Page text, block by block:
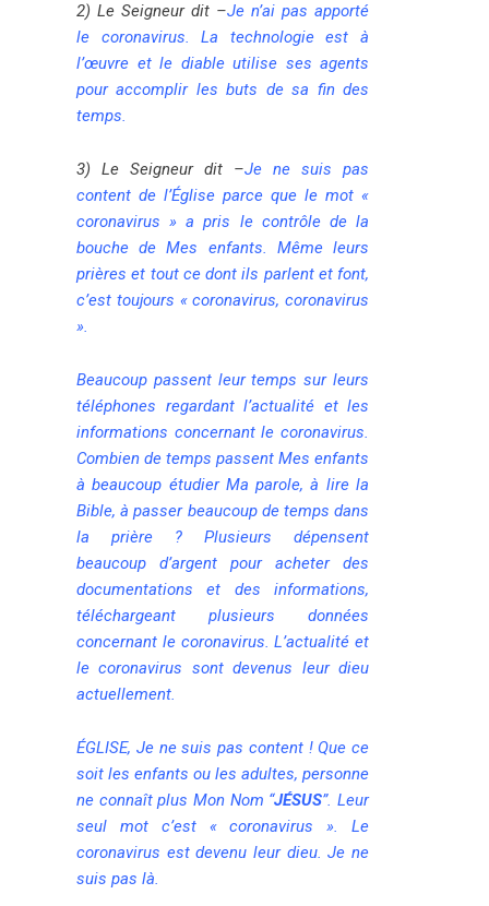
2) Le Seigneur dit –Je n’ai pas apporté
le coronavirus. La technologie est à
l’œuvre et le diable utilise ses agents
pour accomplir les buts de sa fin des
temps.
3) Le Seigneur dit –Je ne suis pas
content de l’Église parce que le mot «
coronavirus » a pris le contrôle de la
bouche de Mes enfants. Même leurs
prières et tout ce dont ils parlent et font,
c’est toujours « coronavirus, coronavirus
».
Beaucoup passent leur temps sur leurs
téléphones regardant l’actualité et les
informations concernant le coronavirus.
Combien de temps passent Mes enfants
à beaucoup étudier Ma parole, à lire la
Bible, à passer beaucoup de temps dans
la prière ? Plusieurs dépensent
beaucoup d’argent pour acheter des
documentations et des informations,
téléchargeant plusieurs données
concernant le coronavirus. L’actualité et
le coronavirus sont devenus leur dieu
actuellement.
ÉGLISE, Je ne suis pas content ! Que ce
soit les enfants ou les adultes, personne
ne connaît plus Mon Nom “JÉSUS”. Leur
seul mot c’est « coronavirus ». Le
coronavirus est devenu leur dieu. Je ne
suis pas là.